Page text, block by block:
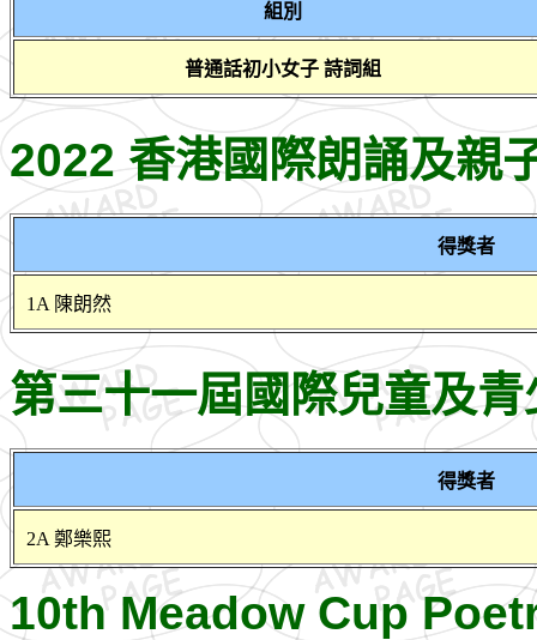
組別
普通話初小女子 詩詞組
2022 香港國際朗誦及親
得獎者
1A 陳朗然
第三十一屆國際兒童及
得獎者
2A 鄭樂熙
10th Meadow Cup